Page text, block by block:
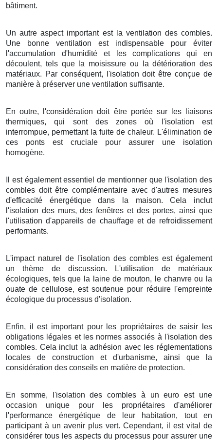
bâtiment.
Un autre aspect important est la ventilation des combles.
Une bonne ventilation est indispensable pour éviter
l'accumulation d'humidité et les complications qui en
découlent, tels que la moisissure ou la détérioration des
matériaux. Par conséquent, l'isolation doit être conçue de
manière à préserver une ventilation suffisante.
En outre, l'considération doit être portée sur les liaisons
thermiques, qui sont des zones où l'isolation est
interrompue, permettant la fuite de chaleur. L'élimination de
ces ponts est cruciale pour assurer une isolation
homogène.
Il est également essentiel de mentionner que l'isolation des
combles doit être complémentaire avec d'autres mesures
d'efficacité énergétique dans la maison. Cela inclut
l'isolation des murs, des fenêtres et des portes, ainsi que
l'utilisation d'appareils de chauffage et de refroidissement
performants.
L'impact naturel de l'isolation des combles est également
un thème de discussion. L'utilisation de matériaux
écologiques, tels que la laine de mouton, le chanvre ou la
ouate de cellulose, est soutenue pour réduire l'empreinte
écologique du processus d'isolation.
Enfin, il est important pour les propriétaires de saisir les
obligations légales et les normes associés à l'isolation des
combles. Cela inclut la adhésion avec les réglementations
locales de construction et d'urbanisme, ainsi que la
considération des conseils en matière de protection.
En somme, l'isolation des combles à un euro est une
occasion unique pour les propriétaires d'améliorer
l'performance énergétique de leur habitation, tout en
participant à un avenir plus vert. Cependant, il est vital de
considérer tous les aspects du processus pour assurer une